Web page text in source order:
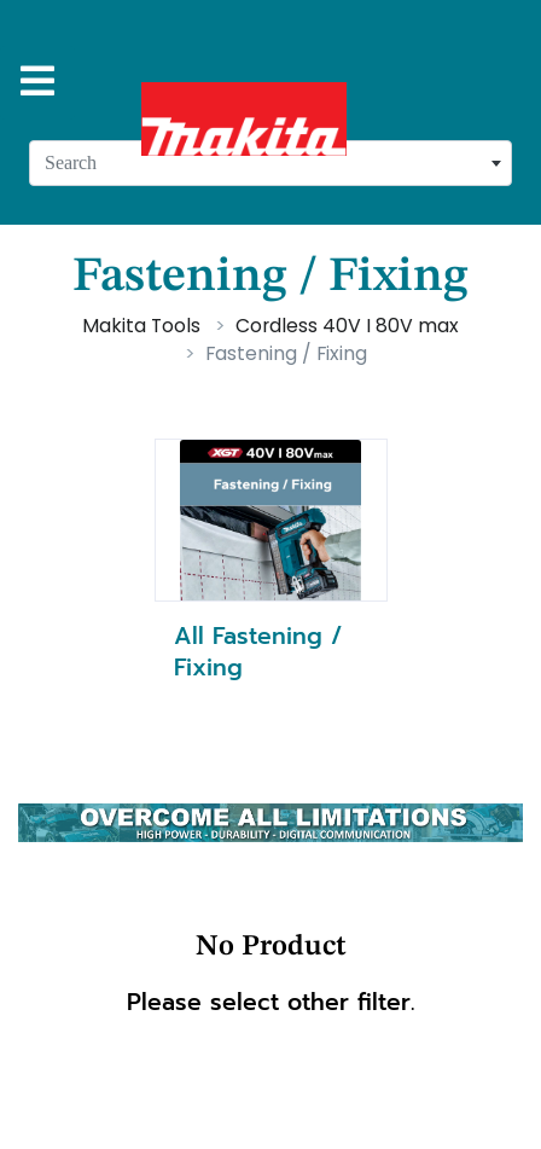
Search
Fastening / Fixing
Makita Tools
Cordless 40V I 80V max
Fastening / Fixing
All Fastening /
Fixing
No Product
Please select other filter.